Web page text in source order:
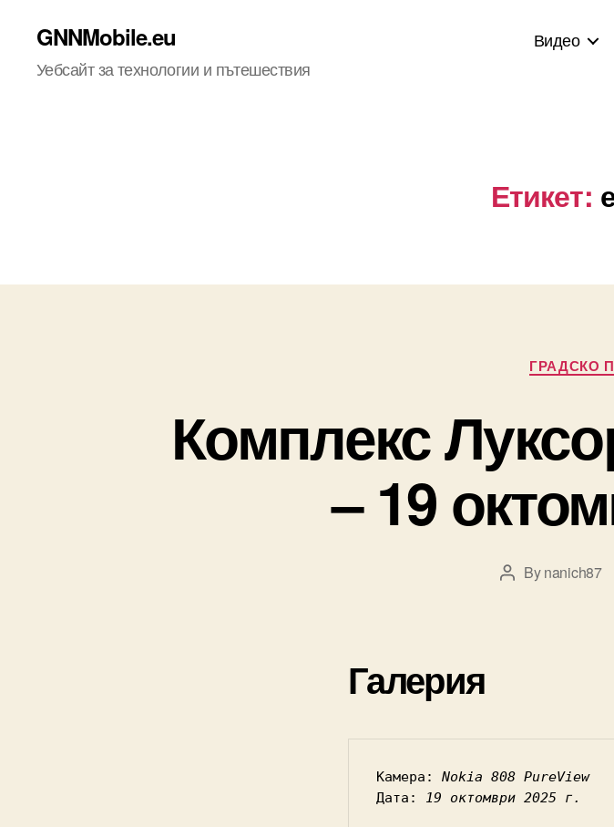
GNNMobile.eu
Уебсайт за технологии и пътешествия
Видео
Етикет:
ГРАДСКО
Комплекс
– 19
PostBynanich87
Галерия
Камера: Nokia 808 PureView
Дата:
19 октомври 2025 г.